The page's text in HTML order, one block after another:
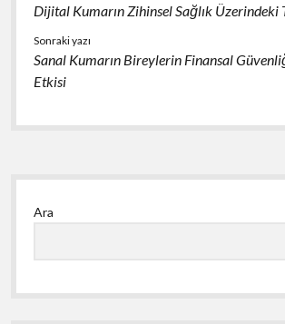
Dijital Kumarın Zihinsel Sağlık Üzerindeki
Sonraki yazı
Sanal Kumarın Bireylerin Finansal
Etkisi
Yan
Menü
Ara